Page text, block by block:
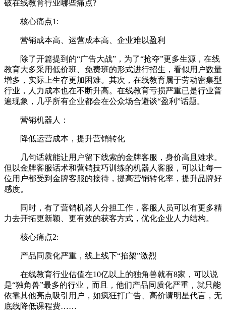
破在线教育行业哪些痛点?
核心痛点1:
营销成本高、运营成本高、企业难以盈利
除了开篇提到的“广告大战”，为了“抢夺”更多生源，在线
教育大多采用低价班、免费班的形式进行招生，看似用户数量
增多，实际上生存更加困难。其次，在线教育属于劳动密集型
行业，人力成本也在不断升高。在线教育亏损严重已是行业普
遍现象，几乎所有企业都会在公众场合避谈“盈利”话题。
营销机器人：
降低运营成本，提升营销转化
几句话就能让用户留下线索的金牌客服，身价高且难求。
但以金牌客服话术和营销技巧训练的机器人客服，可以让每一
位用户都受到金牌客服的接待，提高营销转化率，提升品牌好
感度。
同时，有了营销机器人分担工作，客服人员可以有更多精
力去开拓更新颖、更有效的获客方式，优化企业人力结构。
核心痛点2:
产品同质化严重，线上线下“掐架”激烈
在线教育行业估值在10亿以上的独角兽就有8家，可以说
是“独角兽”最多的行业，而且，他们产品同质化严重，就只能
依靠其他亮点吸引用户，如疯狂打广告、高价请明星代言，无
底线降低课程费……